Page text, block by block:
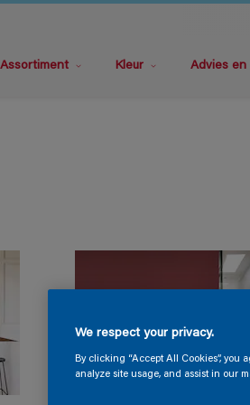
Assortiment Kleur Advies en
We respect your privacy.
By clicking “Accept All Cookies”,
analyze site usage, and assist in our